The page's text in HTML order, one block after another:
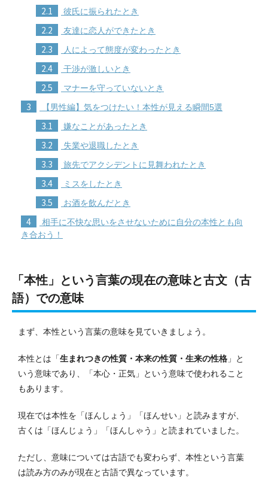
2.1 彼氏に振られたとき
2.2 友達に恋人ができたとき
2.3 人によって態度が変わったとき
2.4 干渉が激しいとき
2.5 マナーを守っていないとき
3 【男性編】気をつけたい！本性が見える瞬間5選
3.1 嫌なことがあったとき
3.2 失業や退職したとき
3.3 旅先でアクシデントに見舞われたとき
3.4 ミスをしたとき
3.5 お酒を飲んだとき
4
相手に不快な思いをさせないために自分の本性とも向
き合おう！
「本性」という言葉の現在の意味と古文（古
語）での意味
まず、本性という言葉の意味を見ていきましょう。
本性とは「生まれつきの性質・本来の性質・生来の性格 」と
いう意味であり、「本心・正気」という意味で使われること
もあります。
現在では本性を「ほんしょう」「ほんせい」と読みますが、
古くは「ほんじょう」「ほんしゃう」と読まれていました。
ただし、意味については古語でも変わらず、本性という言葉
は読み方のみが現在と古語で異なっています。